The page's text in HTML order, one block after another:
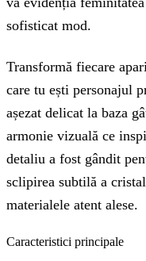
sofisticat mod.
Transformă fiecare
care tu ești personajul
așezat delicat la baza
armonie vizuală ce
detaliu a fost gândit
sclipirea subtilă a
materialele atent alese.
Caracteristici principale